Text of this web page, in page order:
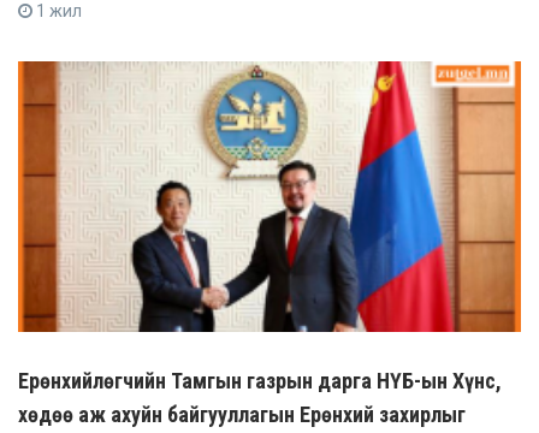
1 жил
Ерөнхийлөгчийн Тамгын газрын дарга НҮБ-ын Хүнс,
хөдөө аж ахуйн байгууллагын Ерөнхий захирлыг